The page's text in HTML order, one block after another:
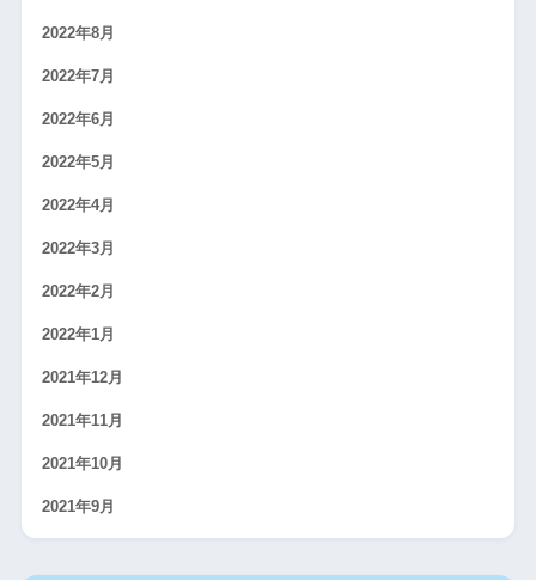
2022年8月
2022年7月
2022年6月
2022年5月
2022年4月
2022年3月
2022年2月
2022年1月
2021年12月
2021年11月
2021年10月
2021年9月